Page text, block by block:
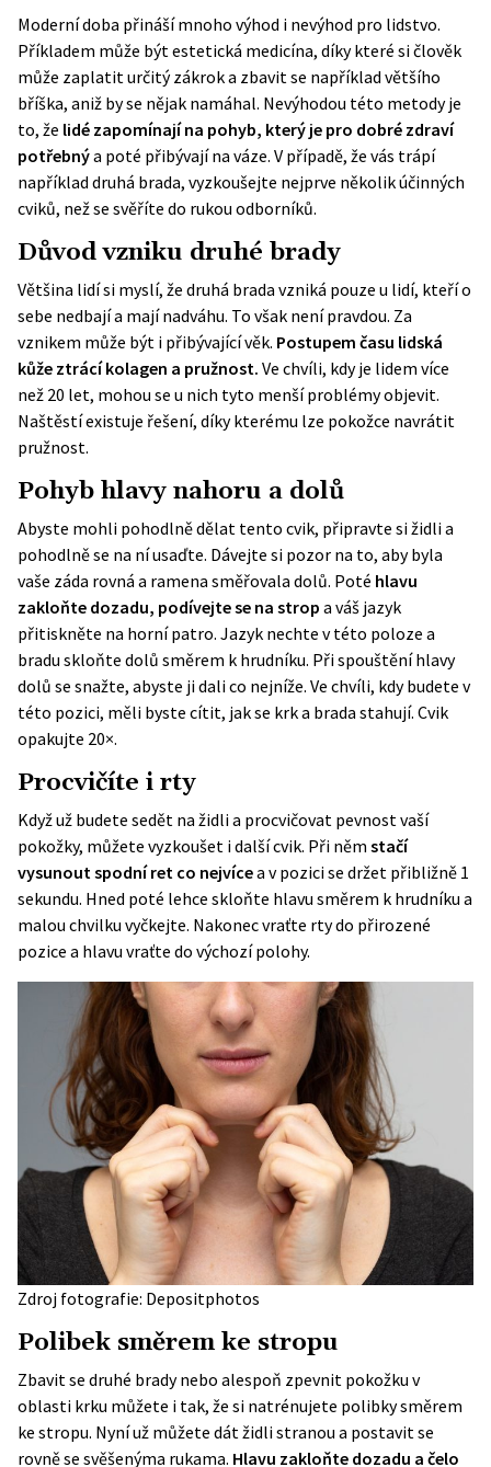
Moderní doba přináší mnoho výhod i nevýhod pro lidstvo.
Příkladem může být estetická medicína, díky které si člověk
může zaplatit určitý zákrok a zbavit se například většího
bříška, aniž by se nějak namáhal. Nevýhodou této metody je
to, že lidé zapomínají na pohyb, který je pro dobré zdraví
potřebnýa poté přibývají na váze. V případě, že vás trápí
například druhá brada, vyzkoušejte nejprve několik účinných
cviků, než se svěříte do rukou odborníků.
Důvod vzniku druhé brady
Většina lidí si myslí, že druhá brada vzniká pouze u lidí, kteří o
sebe nedbají a majínadváhu. To však není pravdou. Za
vznikem může být i přibývající věk. Postupem času lidská
kůže ztrácí kolagen a pružnost. Ve chvíli, kdy je lidem více
než 20 let, mohou se u nich tyto menší problémy objevit.
Naštěstí existuje řešení, díky kterému lze pokožce navrátit
pružnost.
Pohyb hlavy nahoru a dolů
Abyste mohli pohodlně dělat tento cvik, připravte si židli a
pohodlně se na ní usaďte. Dávejte si pozor na to, aby byla
vaše záda rovná a ramena směřovala dolů. Poté hlavu
zakloňte dozadu, podívejte se na strop a váš jazyk
přitiskněte na horní patro. Jazyk nechte v této poloze a
bradu skloňte dolů směrem k hrudníku. Při spouštění hlavy
dolů se snažte, abyste ji dali co nejníže. Ve chvíli, kdy budete v
této pozici, měli byste cítit, jak se krk a brada stahují. Cvik
opakujte 20×.
Procvičíte i rty
Když už budete sedět na židli a procvičovat pevnost vaší
pokožky, můžete vyzkoušet i další cvik. Při něm stačí
vysunout spodní ret co nejvícea v pozici se držet přibližně 1
sekundu. Hned poté lehce skloňte hlavu směrem k hrudníku a
malou chvilku vyčkejte. Nakonec vraťte rty do přirozené
pozice a hlavu vraťte do výchozí polohy.
Zdroj fotografie: Depositphotos
Polibek směrem ke stropu
Zbavit se druhé brady nebo alespoň zpevnit pokožku v
oblasti krku můžete i tak, že si natrénujete polibky směrem
ke stropu. Nyní už můžete dát židli stranou a postavit se
rovně se svěšenýma rukama. Hlavu zakloňte dozadu a čelo